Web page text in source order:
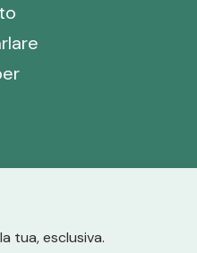
tua, esclusiva.